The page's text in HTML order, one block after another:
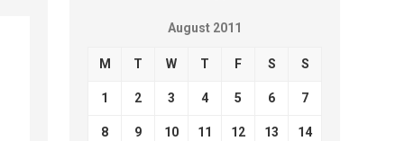
August 2011
M T W T F S S
1 2 3 4 5 6 7
8 9 10 11 12 13 14